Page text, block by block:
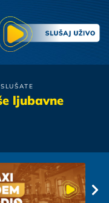
ljubavne
Zana
Ozenices Se Ti